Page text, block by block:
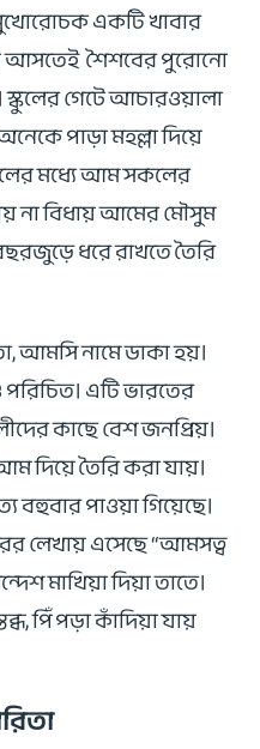
একটি খাবার
আসতেই শৈশবের পুরোনো
স্কুলের গেটে আচারওয়ালা
পাড়া মহল্লা দিয়ে
মধ্যে আম সকলের
না বিধায় আমের মৌসুম
ধরে রাখতে তৈরি
নামে ডাকা হয়।
পরিচিত। এটি ভারতের
কাছে বেশ জনপ্রিয়।
দিয়ে তৈরি করা যায়।
বহুবার পাওয়া গিয়েছে।
লেখায় এসেছে “আমসত্ব
মাখিয়া দিয়া তাতে।
পিঁপড়া কাঁদিয়া যায়